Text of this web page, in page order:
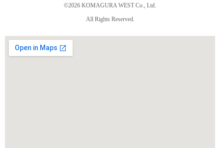
©2026 KOMAGURA WEST Co., Ltd.
All Rights Reserved.